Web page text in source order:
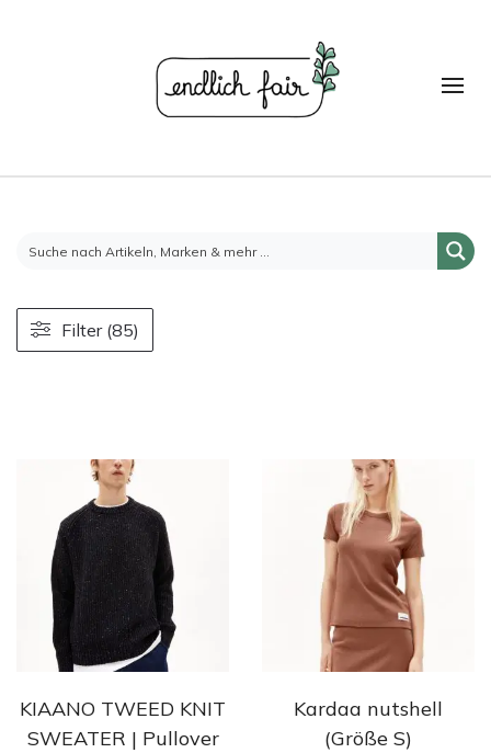
KIAANO TWEED KNIT
SWEATER | Pullover
Kardaa nutshell
(Größe S)
Filter (85)